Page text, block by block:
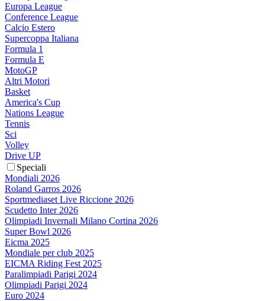
Europa League
Conference League
Calcio Estero
Supercoppa Italiana
Formula 1
Formula E
MotoGP
Altri Motori
Basket
America's Cup
Nations League
Tennis
Sci
Volley
Drive UP
Speciali
Mondiali 2026
Roland Garros 2026
Sportmediaset Live Riccione 2026
Scudetto Inter 2026
Olimpiadi Invernali Milano Cortina 2026
Super Bowl 2026
Eicma 2025
Mondiale per club 2025
EICMA Riding Fest 2025
Paralimpiadi Parigi 2024
Olimpiadi Parigi 2024
Euro 2024